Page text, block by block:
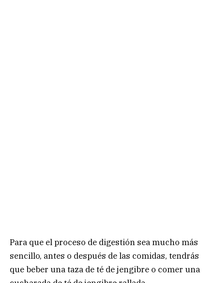
Para que el proceso de digestión sea mucho más
sencillo, antes o después de las comidas, tendrás
que beber una taza de té de jengibre o comer una